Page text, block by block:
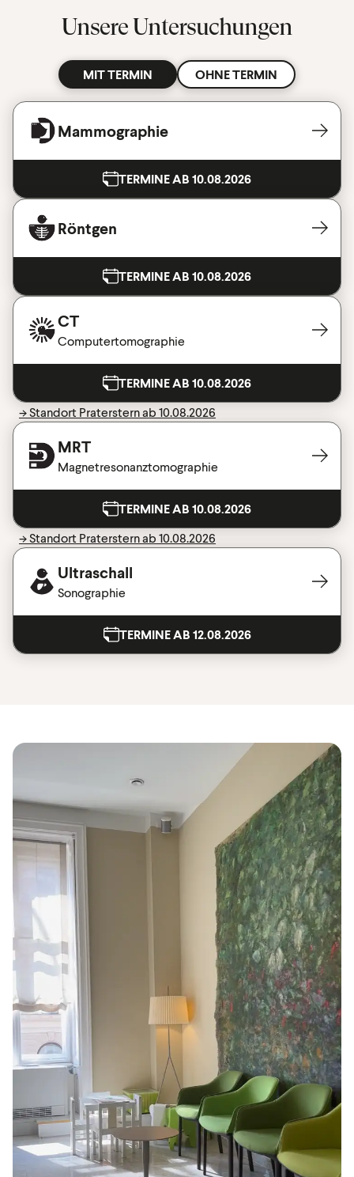
Unsere Untersuchungen
MIT TERMIN OHNE TERMIN
Mammographie
TERMINE AB 10.08.2026
Röntgen
TERMINE AB 10.08.2026
CT
Computertomographie
TERMINE AB 10.08.2026
-> Standort Praterstern ab 10.08.2026
MRT
Magnetresonanztomographie
TERMINE AB 10.08.2026
-> Standort Praterstern ab 10.08.2026
Ultraschall
Sonographie
TERMINE AB 12.08.2026